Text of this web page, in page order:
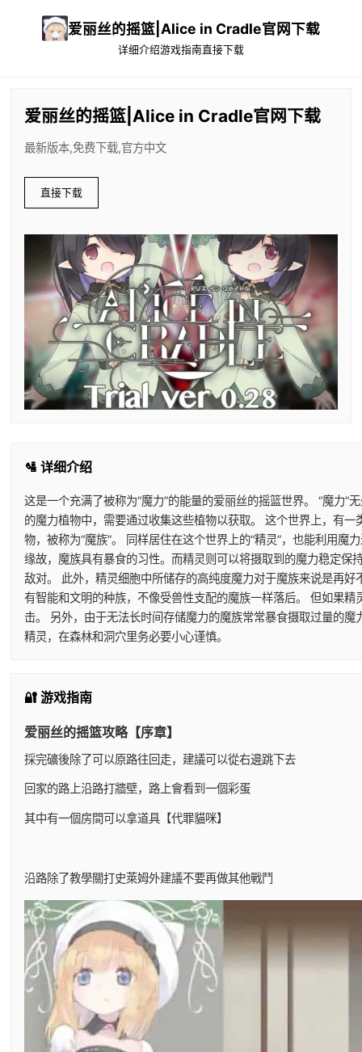
爱丽丝的摇篮|Alice in Cradle官网下载
详细介绍游戏指南直接下载
爱丽丝的摇篮|Alice in Cradle官网下载
最新版本,免费下载,官方中文
直接下载
🛂 详细介绍
这是一个充满了被称为“魔力”的能量的爱丽丝的摇篮世界。 “魔力
的魔力植物中，需要通过收集这些植物以获取。 这个世界上，有
物，被称为“魔族”。 同样居住在这个世界上的“精灵”，也能利用
缘故，魔族具有暴食的习性。而精灵则可以将摄取到的魔力稳定
敌对。 此外，精灵细胞中所储存的高纯度魔力对于魔族来说是再
有智能和文明的种族，不像受兽性支配的魔族一样落后。 但如果
击。 另外，由于无法长时间存储魔力的魔族常常暴食摄取过量的
精灵，在森林和洞穴里务必要小心谨慎。
🔐 游戏指南
爱丽丝的摇篮攻略【序章】
採完礦後除了可以原路往回走，建議可以從右邊跳下去
回家的路上沿路打牆壁，路上會看到一個彩蛋
其中有一個房間可以拿道具【代罪貓咪】
沿路除了教學關打史萊姆外建議不要再做其他戰鬥